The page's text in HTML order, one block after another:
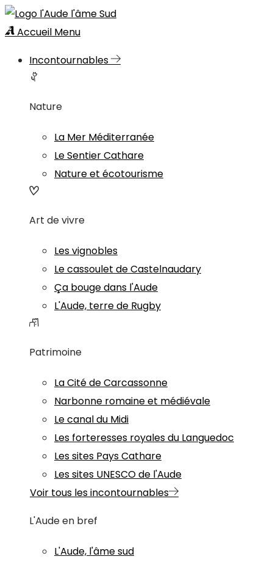
Accueil Menu
Incontournables
Nature
La Mer Méditerranée
Le Sentier Cathare
Nature et écotourisme
Art de vivre
Les vignobles
Le cassoulet de Castelnaudary
Ça bouge dans l'Aude
L'Aude, terre de Rugby
Patrimoine
La Cité de Carcassonne
Narbonne romaine et médiévale
Le canal du Midi
Les forteresses royales du Languedoc
Les sites Pays Cathare
Les sites UNESCO de l'Aude
Voir tous les incontournables
L'Aude en bref
L'Aude, l'âme sud